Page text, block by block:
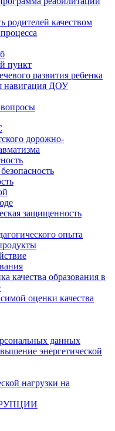
родителей качеством
пункт
развития ребенка
навигация ДОУ
вопросы
дорожно-
защищенность
опыта
качества образования в
оценки качества
данных
энергетической
нагрузки на